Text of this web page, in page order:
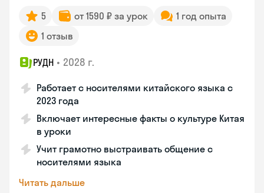
5 от 1590 ₽ за урок
1 год опыта
1 отзыв
РУДН • 2028 г.
Работает с носителями китайского языка с
2023 года
Включает интересные факты о культуре Китая
в уроки
Учит грамотно выстраивать общение с
носителями языка
Читать дальше